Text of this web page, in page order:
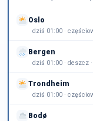
Oslo
dziś 01:00 ·
Bergen
dziś 01:00 · deszcz
Trondheim
dziś 01:00 ·
Bodø